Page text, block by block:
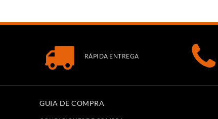
RÁPIDA ENTREGA
GUIA DE COMPRA